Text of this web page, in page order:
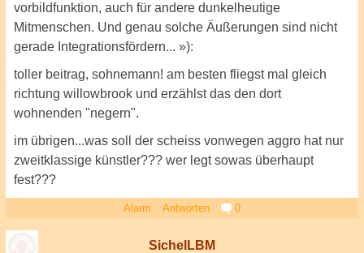
vorbildfunktion, auch für andere dunkelheutige
Mitmenschen. Und genau solche Äußerungen sind nicht
gerade Integrationsfördern... »):
toller beitrag, sohnemann! am besten fliegst mal gleich
richtung willowbrook und erzählst das den dort
wohnenden "negern".
im übrigen...was soll der scheiss vonwegen aggro hat nur
zweitklassige künstler??? wer legt sowas überhaupt
fest???
Alarm Antworten 0
SichelLBM